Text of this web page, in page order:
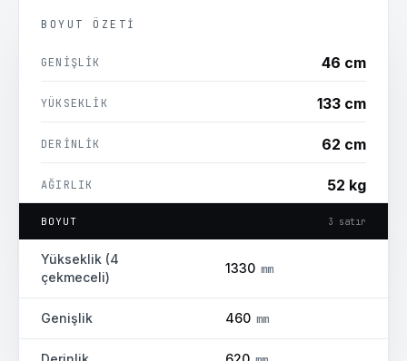
BOYUT ÖZETI
GENIŞLIK 46 cm
YÜKSEKLIK 133 cm
DERINLIK 62 cm
AĞIRLIK 52 kg
BOYUT 3 satır
Yükseklik (4
çekmeceli)
1330 mm
Genişlik 460 mm